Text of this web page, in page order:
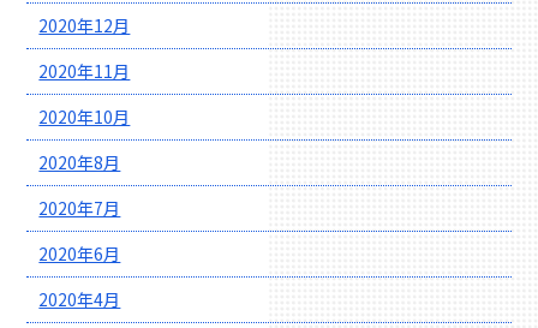
2020年12月
2020年11月
2020年10月
2020年8月
2020年7月
2020年6月
2020年4月